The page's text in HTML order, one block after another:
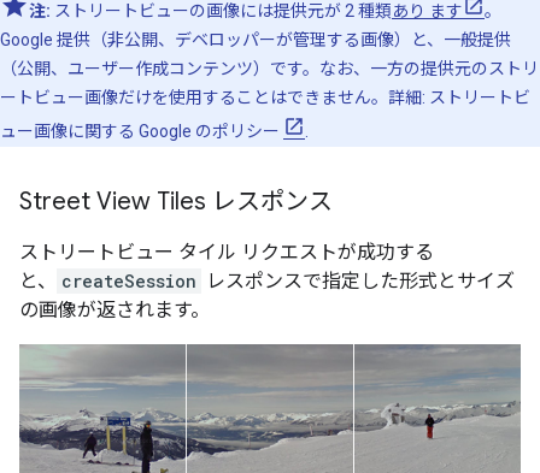
注: ストリートビューの画像には提供元が 2 種類あり ます
。
Google 提供（非公開、デベロッパーが管理する画像）と、一般提供
（公開、ユーザー作成コンテンツ）です。なお、一方の提供元のストリ
ートビュー画像だけを使用することはできません。詳細: ストリートビ
ュー画像に関する Google のポリシー
Street View Tiles レスポンス
ストリートビュー タイル リクエストが成功する
と、
createSession
レスポンスで指定した形式とサイズ
の画像が返されます。